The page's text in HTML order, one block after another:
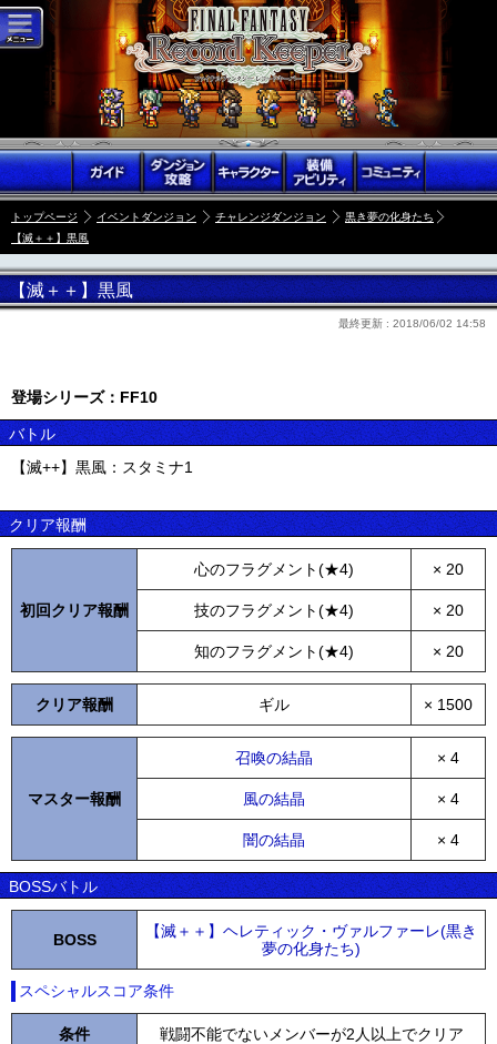
トップページ イベントダンジョン チャレンジダンジョン
黒き夢の化身たち
【滅＋＋】黒風
【滅＋＋】黒風
最終更新 : 2018/06/02 14:58
登場シリーズ：FF10
バトル
【滅++】黒風：スタミナ1
クリア報酬
初回クリア報酬
心のフラグメント(★4) × 20
技のフラグメント(★4) × 20
知のフラグメント(★4) × 20
クリア報酬 ギル × 1500
マスター報酬
召喚の結晶 × 4
風の結晶 × 4
闇の結晶 × 4
BOSSバトル
BOSS
【滅＋＋】ヘレティック・ヴァルファーレ(黒き
夢の化身たち)
スペシャルスコア条件
条件 戦闘不能でないメンバーが2人以上でクリア